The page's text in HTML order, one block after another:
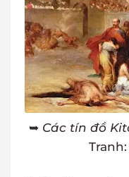
➥ Các tín đồ